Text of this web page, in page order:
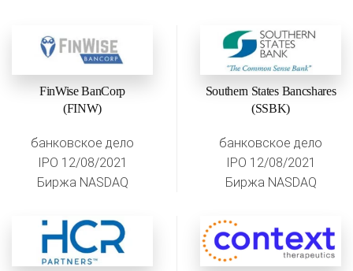
FinWise BanCorp
(FINW)
банковское дело
IPO 12/08/2021
Биржа NASDAQ
Southern States Bancshares
(SSBK)
банковское дело
IPO 12/08/2021
Биржа NASDAQ